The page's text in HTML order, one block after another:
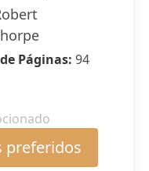
Páginas: 94
preferidos